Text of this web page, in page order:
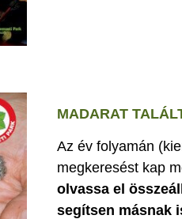
MADARAT
Az év folyamán
megkeresést kap
olvassa el
segítsen másnak